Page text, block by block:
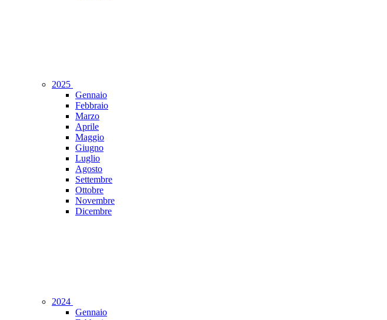
2025
Gennaio
Febbraio
Marzo
Aprile
Maggio
Giugno
Luglio
Agosto
Settembre
Ottobre
Novembre
Dicembre
2024
Gennaio